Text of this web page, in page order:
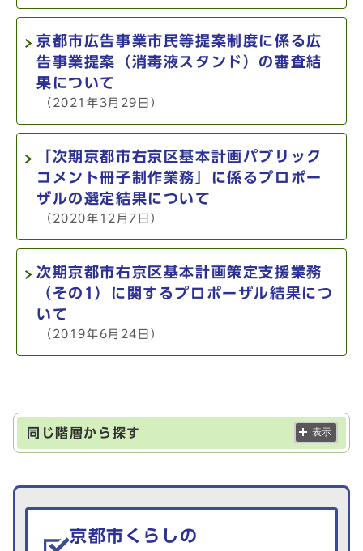
京都市広告事業市民等提案制度に係る広
告事業提案（消毒液スタンド）の審査結
果について
（2021年3月29日）
「次期京都市右京区基本計画パブリック
コメント冊子制作業務」に係るプロポー
ザルの選定結果について
（2020年12月7日）
次期京都市右京区基本計画策定支援業務
（その1）に関するプロポーザル結果につ
いて
（2019年6月24日）
同じ階層から探す 表示
生活情報を探す
京都市くらしの